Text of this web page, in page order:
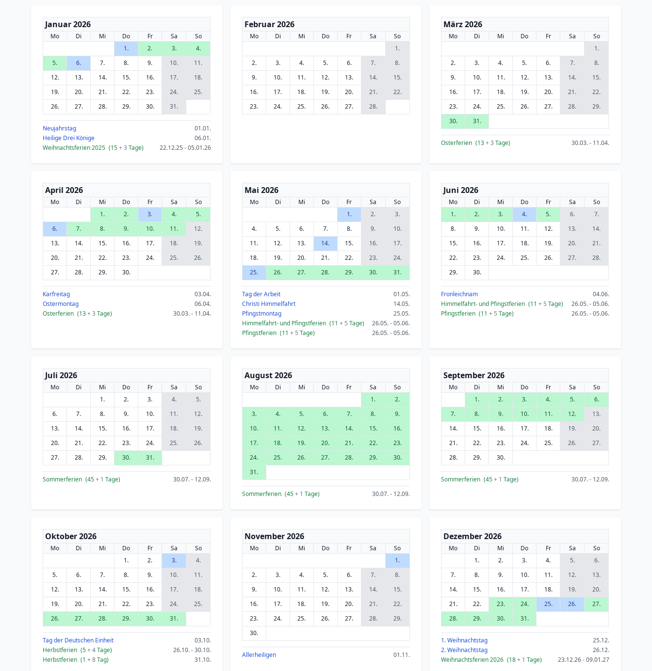
Januar 2026
Mo Di Mi Do Fr Sa
So
1.
2. 3.
4.
5.
6. 7. 8. 9. 10.
11.
12.
13. 14. 15. 16. 17.
18.
19.
20. 21. 22. 23. 24.
25.
26.
27. 28. 29. 30. 31.
Neujahrstag
01.01.
Heilige Drei Könige
06.01.
Weihnachtsferien 2025 (15+ 3 Tage) 22.12.25 - 05.01.26
Februar 2026
Mo Di Mi Do Fr Sa
So
1.
2.
3. 4. 5. 6. 7.
8.
9.
10. 11. 12. 13. 14.
15.
16.
17. 18. 19. 20. 21.
22.
23.
24. 25. 26. 27. 28.
März 2026
Mo Di Mi Do Fr Sa
So
1.
2.
3. 4. 5. 6. 7.
8.
9.
10. 11. 12. 13. 14.
15.
16.
17. 18. 19. 20. 21.
22.
23.
24. 25. 26. 27. 28.
29.
30.
31.
Osterferien (13+ 3 Tage) 30.03. - 11.04.
April 2026
Mo Di Mi Do Fr Sa
So
1.
2. 3. 4.
5.
6.
7. 8. 9. 10. 11.
12.
13.
14. 15. 16. 17. 18.
19.
20.
21. 22. 23. 24. 25.
26.
27.
28. 29. 30.
Karfreitag
03.04.
Ostermontag
06.04.
Osterferien (13+ 3 Tage) 30.03. - 11.04.
Mai 2026
Mo Di Mi Do Fr Sa
So
1.
2.
3.
4.
5. 6. 7. 8. 9.
10.
11.
12. 13. 14. 15. 16.
17.
18.
19. 20. 21. 22. 23.
24.
25.
26. 27. 28. 29. 30. 31.
Tag der Arbeit
01.05.
Christi Himmelfahrt
14.05.
Pfingstmontag
25.05.
Himmelfahrt- und Pfingstferien (11 + 5 Tage)
26.05. - 05.06.
Pfingstferien (11 + 5 Tage) 26.05. - 05.06.
Juni 2026
Mo Di Mi Do Fr Sa
So
1.
2. 3. 4. 5. 6.
7.
8.
9. 10. 11. 12. 13.
14.
15.
16. 17. 18. 19. 20.
21.
22.
23. 24. 25. 26. 27.
28.
29.
30.
Fronleichnam
04.06.
Himmelfahrt- und Pfingstferien (11+ 5 Tage)
26.05. - 05.06.
Pfingstferien (11+ 5 Tage) 26.05. - 05.06.
Juli 2026
Mo Di Mi Do Fr Sa
So
1.
2. 3. 4.
5.
6.
7. 8. 9. 10. 11.
12.
13.
14. 15. 16. 17. 18.
19.
20.
21. 22. 23. 24. 25.
26.
27.
28. 29. 30. 31.
Sommerferien (45+ 1 Tage) 30.07. - 12.09.
August 2026
Mo Di Mi Do Fr Sa
So
1.
2.
3.
4. 5. 6. 7. 8.
9.
10.
11. 12. 13. 14. 15.
16.
17.
18. 19. 20. 21. 22.
23.
24.
25. 26. 27. 28. 29.
30.
31.
Sommerferien (45+ 1 Tage) 30.07. - 12.09.
September 2026
Mo Di Mi Do Fr Sa
So
1.
2. 3. 4. 5.
6.
7.
8. 9. 10. 11. 12.
13.
14.
15. 16. 17. 18. 19.
20.
21.
22. 23. 24. 25. 26.
27.
28.
29. 30.
Sommerferien (45+ 1 Tage) 30.07. - 12.09.
Oktober 2026
Mo Di Mi Do Fr Sa
So
1.
2. 3.
4.
5.
6. 7. 8. 9. 10.
11.
12.
13. 14. 15. 16. 17.
18.
19.
20. 21. 22. 23. 24.
25.
26.
27. 28. 29. 30. 31.
Tag der Deutschen Einheit
03.10.
Herbstferien (5+ 4Tage)
26.10. - 30.10.
Herbstferien (1 + 8Tag) 31.10.
November 2026
Mo Di Mi Do Fr Sa
So
1.
2.
3. 4. 5. 6. 7.
8.
9.
10. 11. 12. 13. 14.
15.
16.
17. 18. 19. 20. 21.
22.
23.
24. 25. 26. 27. 28.
29.
30.
Allerheiligen 01.11.
Dezember 2026
Mo Di Mi Do Fr Sa
So
1.
2. 3. 4. 5.
6.
7.
8. 9. 10. 11. 12.
13.
14.
15. 16. 17. 18. 19.
20.
21.
22. 23. 24. 25. 26.
27.
28.
29. 30. 31.
1. Weihnachtstag
25.12.
2. Weihnachtstag
26.12.
Weihnachtsferien 2026 (18+ 1 Tage) 23.12.26 - 09.01.27